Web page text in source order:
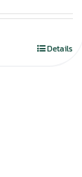
Details